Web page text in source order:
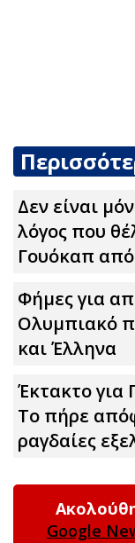
Δεν είναι
λόγος που
Γουόκαπ
Φήμες για
Ολυμπιακό
και Έλληνα
Έκτακτο για
Το πήρε
ραγδαίες
Google